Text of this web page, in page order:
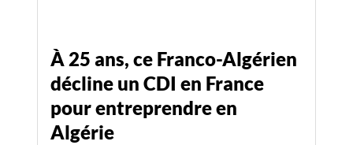
À 25 ans, ce Franco-Algérien
décline un CDI en France
pour entreprendre en
Algérie